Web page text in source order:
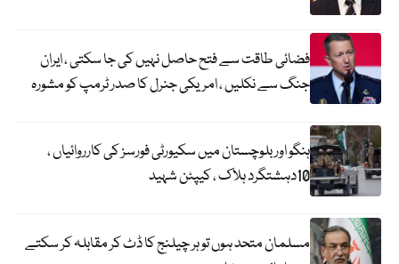
فضائی طاقت سے فتح حاصل نہیں کی جا سکتی ، ایران
جنگ سے نکلیں ، امریکی جنرل کا صدر ٹرمپ کو مشورہ
ہنگو اور بلوچستان میں سکیورٹی فورسز کی کارروائیاں ،
10دہشتگرد ہلاک ، کیپٹن شہید
مسلمان متحد ہوں تو ہر چیلنج کا ڈٹ کر مقابلہ کر سکتے